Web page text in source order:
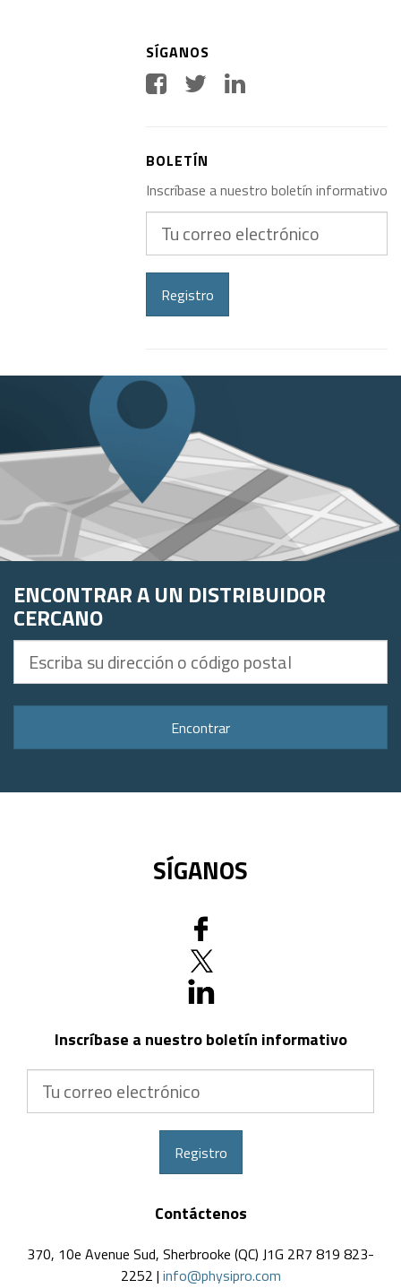
SÍGANOS
BOLETÍN
Inscríbase a nuestro boletín informativo
correo
Registro
ENCONTRAR A UN DISTRIBUIDOR
CERCANO
Encontrar
SÍGANOS
Inscríbase a nuestro boletín informativo
Registro
Contáctenos
370, 10e Avenue Sud, Sherbrooke (QC) J1G 2R7 819 823-
2252 | info@physipro.com